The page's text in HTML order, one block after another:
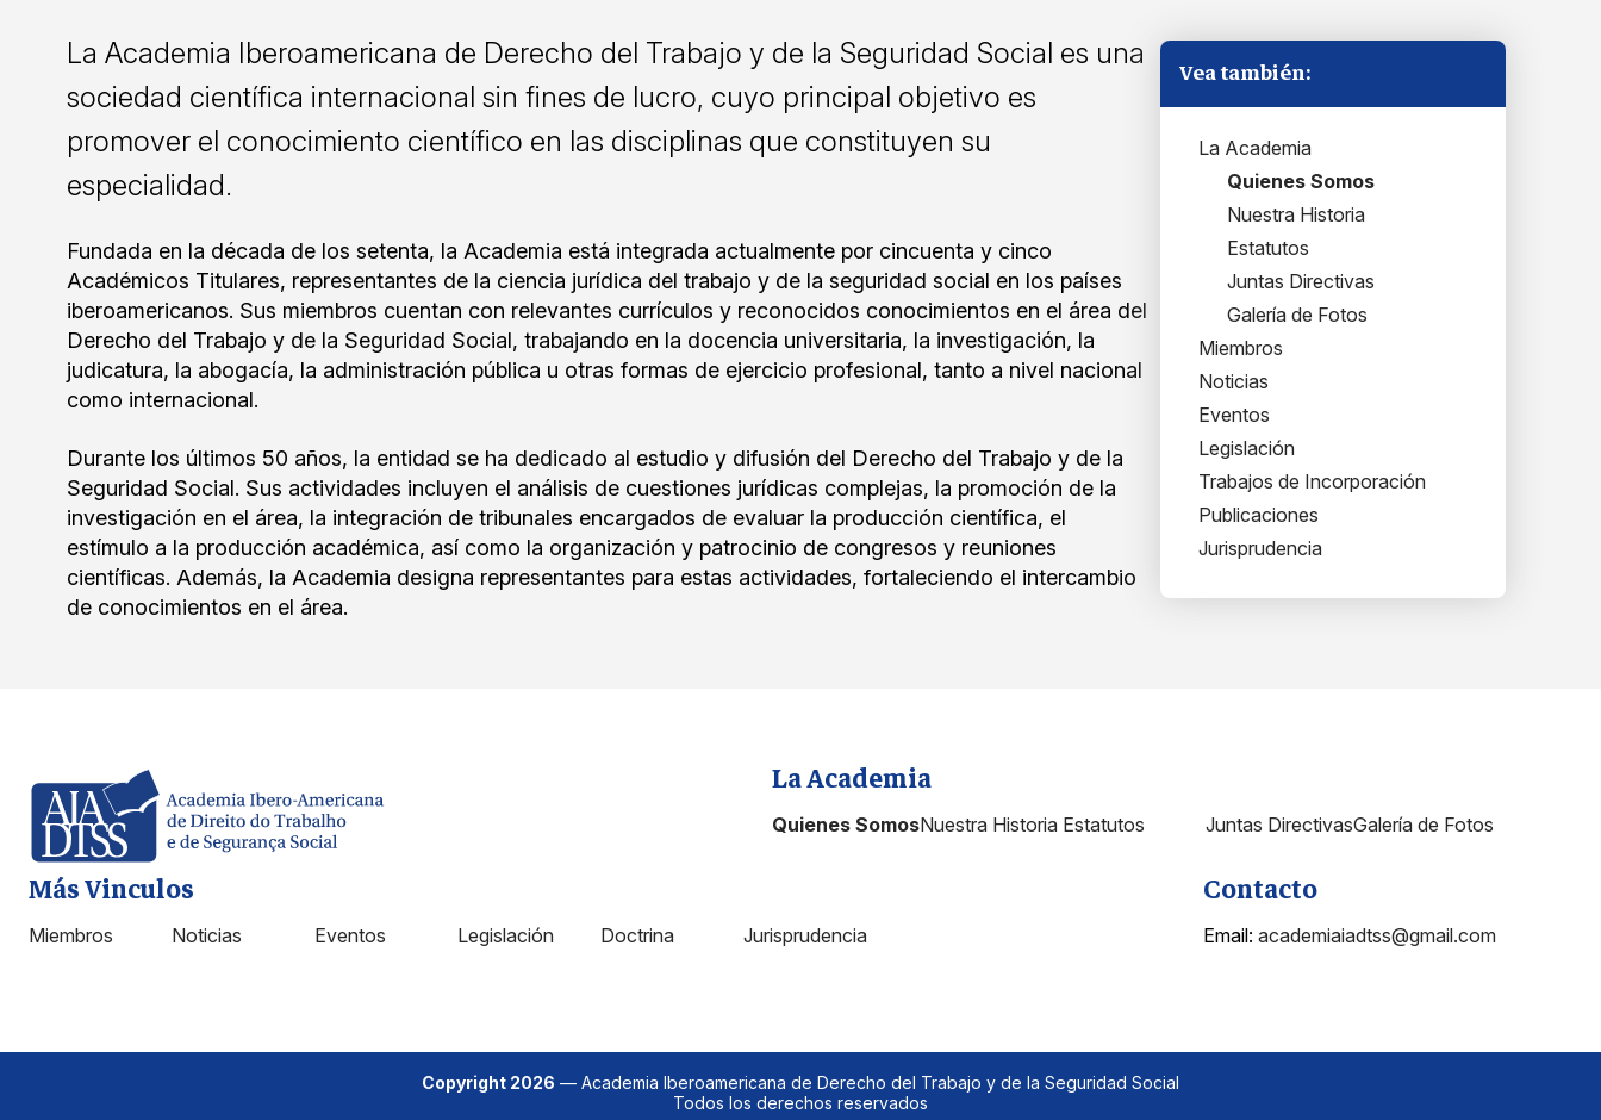
La Academia Iberoamericana de Derecho del Trabajo y de la Seguridad Social es una
sociedad científica internacional sin fines de lucro, cuyo principal objetivo es
promover el conocimiento científico en las disciplinas que constituyen su
especialidad.
Fundada en la década de los setenta, la Academia está integrada actualmente por cincuenta y cinco
Académicos Titulares, representantes de la ciencia jurídica del trabajo y de la seguridad social en los países
iberoamericanos. Sus miembros cuentan con relevantes currículos y reconocidos conocimientos en el área del
Derecho del Trabajo y de la Seguridad Social, trabajando en la docencia universitaria, la investigación, la
judicatura, la abogacía, la administración pública u otras formas de ejercicio profesional, tanto a nivel nacional
como internacional.
Durante los últimos 50 años, la entidad se ha dedicado al estudio y difusión del Derecho del Trabajo y de la
Seguridad Social. Sus actividades incluyen el análisis de cuestiones jurídicas complejas, la promoción de la
investigación en el área, la integración de tribunales encargados de evaluar la producción científica, el
estímulo a la producción académica, así como la organización y patrocinio de congresos y reuniones
científicas. Además, la Academia designa representantes para estas actividades, fortaleciendo el intercambio
de conocimientos en el área.
Vea también:
La Academia
Quienes Somos
Nuestra Historia
Estatutos
Juntas Directivas
Galería de Fotos
Miembros
Noticias
Eventos
Legislación
Trabajos de Incorporación
Publicaciones
Jurisprudencia
La Academia
Quienes SomosNuestra Historia Estatutos Juntas DirectivasGalería de Fotos
Más Vinculos
Miembros Noticias Eventos Legislación Doctrina Jurisprudencia
Contacto
Email: academiaiadtss@gmail.com
Copyright 2026 — Academia Iberoamericana de Derecho del Trabajo y de la Seguridad Social
Todos los derechos reservados